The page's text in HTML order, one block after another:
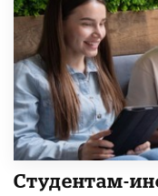
Студентам-